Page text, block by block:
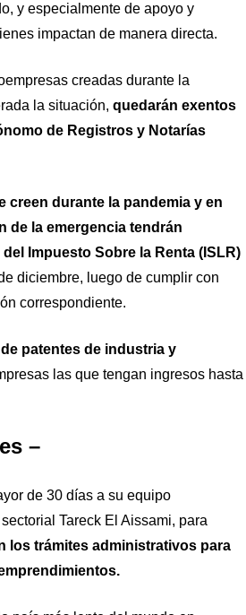
y especialmente de apoyo y
impactan de manera directa.
creadas durante la
la situación, quedarán exentos
de Registros y Notarías
creen durante la pandemia y en
de la emergencia tendrán
Impuesto Sobre la Renta (ISLR)
diciembre, luego de cumplir con
correspondiente.
patentes de industria y
las que tengan ingresos hasta
–
de 30 días a su equipo
Tareck El Aissami, para
los trámites administrativos para